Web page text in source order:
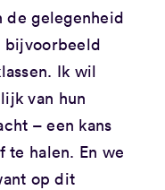
de gelegenheid
bijvoorbeeld
Ik wil
van hun
– een kans
te halen. En we
op dit